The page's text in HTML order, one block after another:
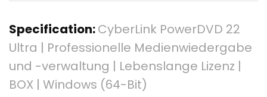
Specification:CyberLink PowerDVD 22
Ultra | Professionelle Medienwiedergabe
und -verwaltung | Lebenslange Lizenz |
BOX | Windows (64-Bit)